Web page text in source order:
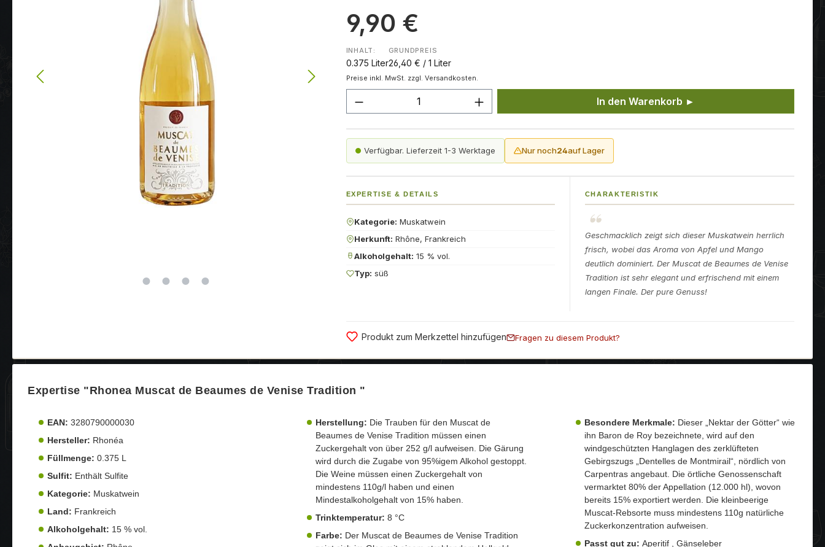
9,90 €
INHALT:
0.375 Liter
GRUNDPREIS
26,40 € / 1 Liter
Preise inkl. MwSt. zzgl. Versandkosten.
Produkt Anzahl: Gib den gewünschten Wert ein oder benutze die
In den Warenkorb ►
Verfügbar. Lieferzeit 1-3 Werktage Nur noch24auf Lager
EXPERTISE & DETAILS
Kategorie: Muskatwein
Herkunft: Rhône, Frankreich
Alkoholgehalt: 15 % vol.
Typ: süß
CHARAKTERISTIK
Geschmacklich zeigt sich dieser Muskatwein herrlich
frisch, wobei das Aroma von Apfel und Mango
deutlich dominiert. Der Muscat de Beaumes de Venise
Tradition ist sehr elegant und erfrischend mit einem
langen Finale. Der pure Genuss!
Produkt zum Merkzettel hinzufügen Fragen zu diesem Produkt?
Expertise "Rhonea Muscat de Beaumes de Venise Tradition "
EAN: 3280790000030
Hersteller: Rhonéa
Füllmenge: 0.375 L
Sulfit: Enthält Sulfite
Kategorie: Muskatwein
Land: Frankreich
Alkoholgehalt: 15 % vol.
Herstellung: Die Trauben für den Muscat de
Beaumes de Venise Tradition müssen einen
Zuckergehalt von über 252 g/l aufweisen. Die Gärung
wird durch die Zugabe von 95%igem Alkohol gestoppt.
Die Weine müssen einen Zuckergehalt von
mindestens 110g/l haben und einen
Mindestalkoholgehalt von 15% haben.
Trinktemperatur: 8 °C
Farbe: Der Muscat de Beaumes de Venise Tradition
Besondere Merkmale: Dieser „Nektar der Götter“ wie
ihn Baron de Roy bezeichnete, wird auf den
windgeschützten Hanglagen des zerklüfteten
Gebirgszugs „Dentelles de Montmirail“, nördlich von
Carpentras angebaut. Die örtliche Genossenschaft
vermarktet 80% der Appellation (12.000 hl), wovon
bereits 15% exportiert werden. Die kleinbeerige
Muscat-Rebsorte muss mindestens 110g natürliche
Zuckerkonzentration aufweisen.
Passt gut zu:
Aperitif , Gänseleber